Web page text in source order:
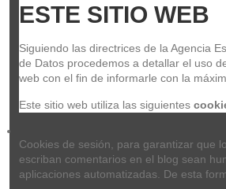
ESTE SITIO WEB
Siguiendo las directrices de la Agencia
de Datos procedemos a detallar el uso
web con el fin de informarle con la
Este sitio web utiliza las siguientes
Cookies de sesión, para garantizar que
escriban comentarios en el blog sean
aplicaciones automatizadas. De esta